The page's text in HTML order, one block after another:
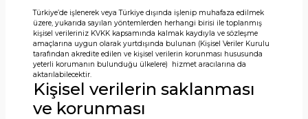
Türkiye’de işlenerek veya Türkiye dışında işlenip muhafaza edilmek
üzere, yukarıda sayılan yöntemlerden herhangi birisi ile toplanmış
kişisel verileriniz KVKK kapsamında kalmak kaydıyla ve sözleşme
amaçlarına uygun olarak yurtdışında bulunan (Kişisel Veriler Kurulu
tarafından akredite edilen ve kişisel verilerin korunması hususunda
yeterli korumanın bulunduğu ülkelere) hizmet aracılarına da
aktarılabilecektir.
Kişisel verilerin saklanması
ve korunması